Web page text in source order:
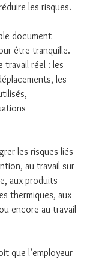
les risques.
document
être tranquille.
travail réel : les
les
les risques liés
au travail sur
aux produits
thermiques, aux
encore au travail
que l’employeur